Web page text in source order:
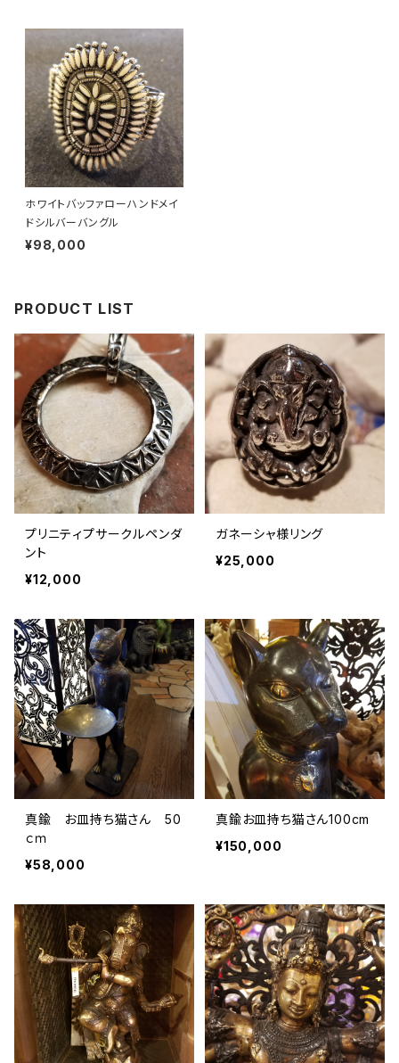
ホワイトバッファローハンドメイ
ドシルバーバングル
¥98,000
PRODUCT LIST
プリニティプサークルペンダ
ント
¥12,000
ガネーシャ様リング
¥25,000
真鍮 お皿持ち猫さん 50
ｃｍ
¥58,000
真鍮お皿持ち猫さん100cm
¥150,000